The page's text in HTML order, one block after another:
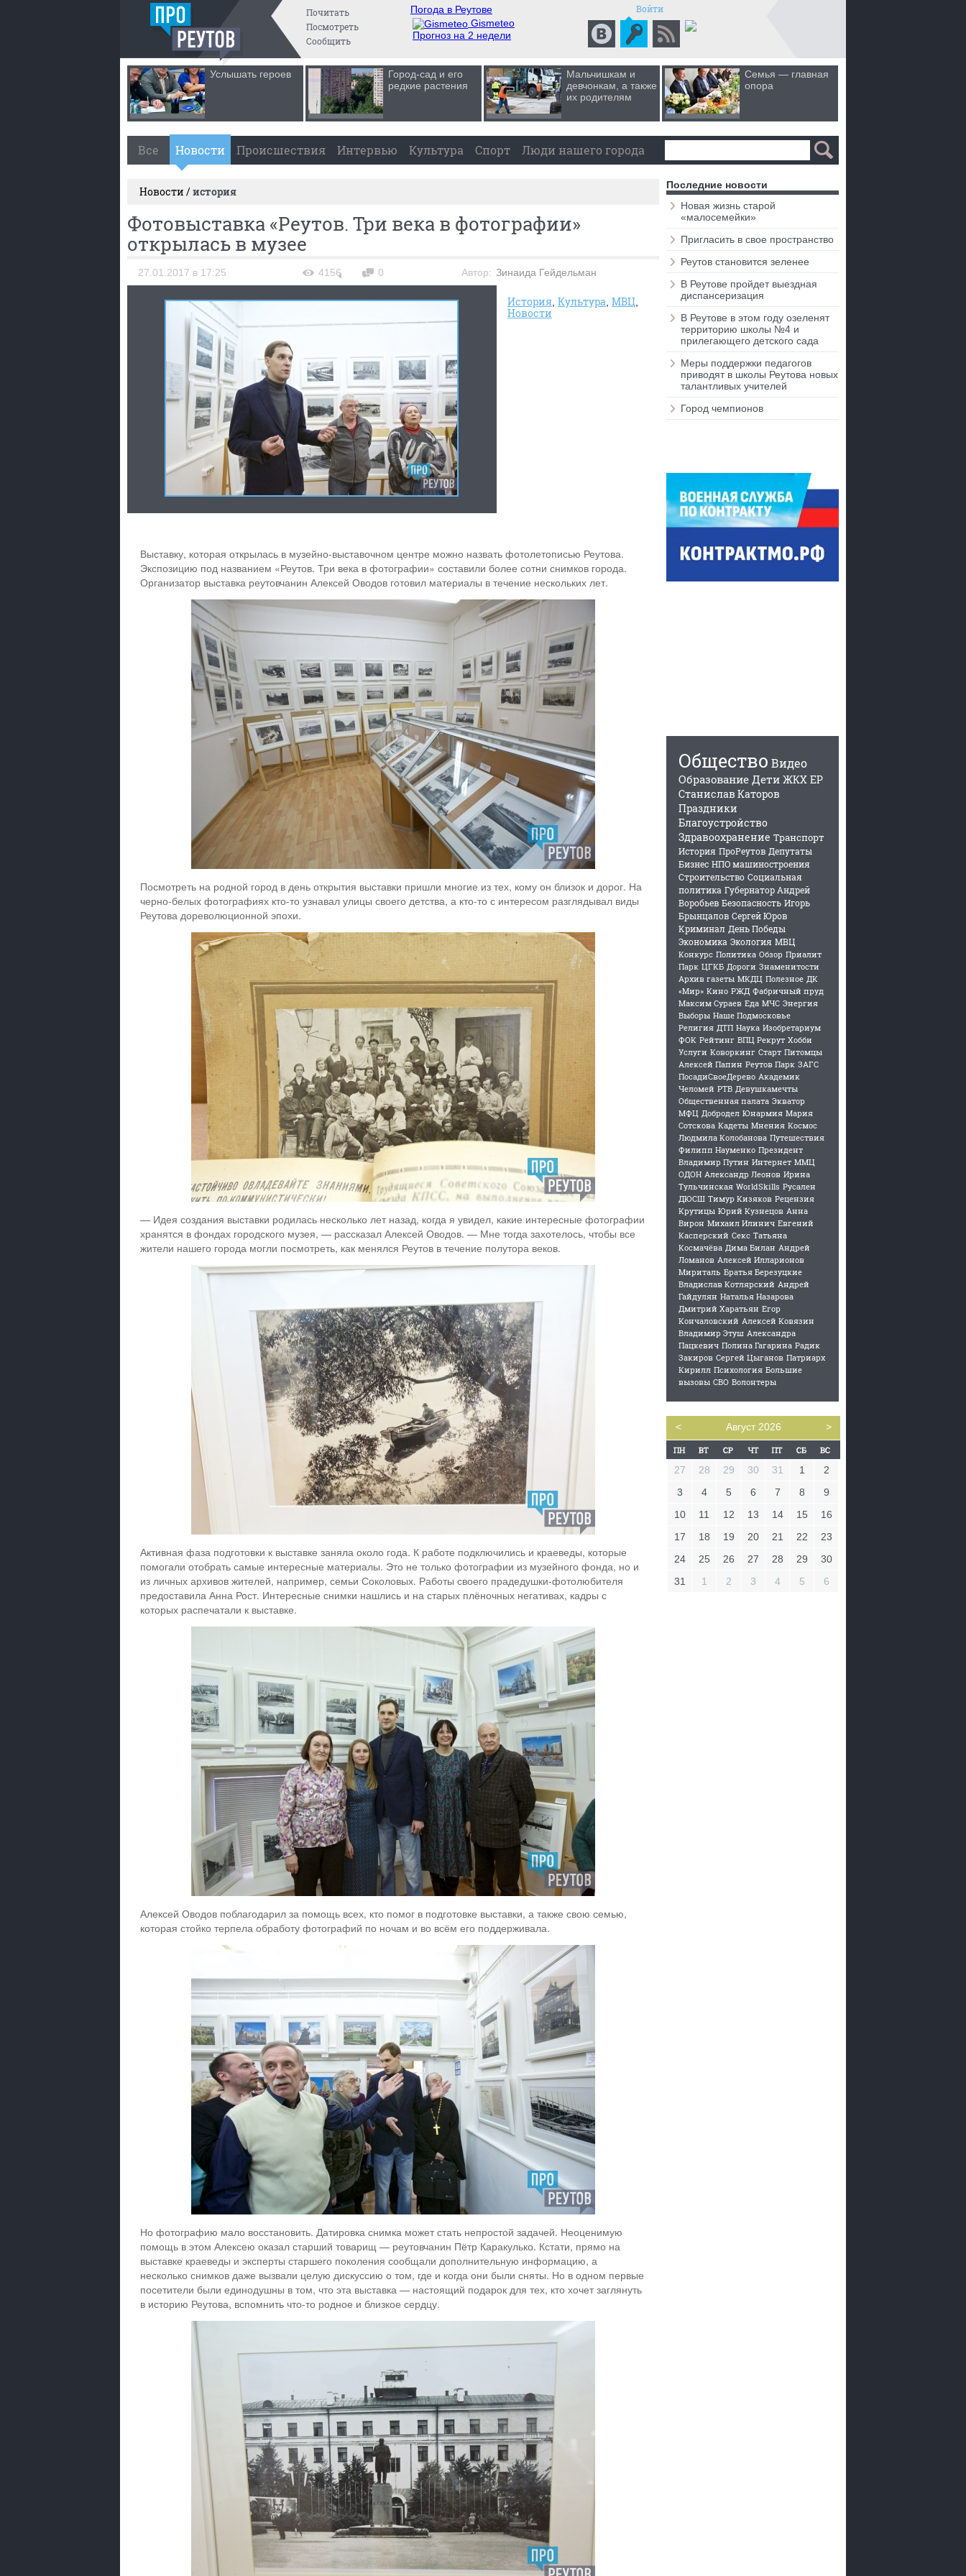
Почитать
Посмотреть
Сообщить
Погода в Реутове
Gismeteo
Прогноз на 2 недели
Войти
Услышать героев
Город-сад и его
редкие растения
Мальчишкам и
девчонкам, а также
их родителям
Семья — главная
опора
Все Новости Происшествия Интервью Культура Спорт Люди нашего города
Новости /история
Фотовыставка «Реутов. Три века в фотографии»
открылась в музее
27.01.2017 в 17:25 4156 0 Автор: Зинаида Гейдельман
История Культура МВЦ
Новости
Выставку, которая открылась в музейно-выставочном центре можно назвать фотолетописью Реутова.
Экспозицию под названием «Реутов. Три века в фотографии» составили более сотни снимков города.
Организатор выставка реутовчанин Алексей Оводов готовил материалы в течение нескольких лет.
Посмотреть на родной город в день открытия выставки пришли многие из тех, кому он близок и дорог. На
черно-белых фотографиях кто-то узнавал улицы своего детства, а кто-то с интересом разглядывал виды
Реутова дореволюционной эпохи.
— Идея создания выставки родилась несколько лет назад, когда я увидел, какие интересные фотографии
хранятся в фондах городского музея, — рассказал Алексей Оводов. — Мне тогда захотелось, чтобы все
жители нашего города могли посмотреть, как менялся Реутов в течение полутора веков.
Активная фаза подготовки к выставке заняла около года. К работе подключились и краеведы, которые
помогали отобрать самые интересные материалы. Это не только фотографии из музейного фонда, но и
из личных архивов жителей, например, семьи Соколовых. Работы своего прадедушки-фотолюбителя
предоставила Анна Рост. Интересные снимки нашлись и на старых плёночных негативах, кадры с
которых распечатали к выставке.
Алексей Оводов поблагодарил за помощь всех, кто помог в подготовке выставки, а также свою семью,
которая стойко терпела обработу фотографий по ночам и во всём его поддерживала.
Но фотографию мало восстановить. Датировка снимка может стать непростой задачей. Неоценимую
помощь в этом Алексею оказал старший товарищ — реутовчанин Пётр Каракулько. Кстати, прямо на
выставке краеведы и эксперты старшего поколения сообщали дополнительную информацию, а
несколько снимков даже вызвали целую дискуссию о том, где и когда они были сняты. Но в одном первые
посетители были единодушны в том, что эта выставка — настоящий подарок для тех, кто хочет заглянуть
в историю Реутова, вспомнить что-то родное и близкое сердцу.
Последние новости
Новая жизнь старой
«малосемейки»
Пригласить в свое пространство
Реутов становится зеленее
В Реутове пройдет выездная
диспансеризация
В Реутове в этом году озеленят
территорию школы №4 и
прилегающего детского сада
Меры поддержки педагогов
приводят в школы Реутова новых
талантливых учителей
Город чемпионов
Общество Видео
Образование Дети ЖКХ ЕР
Станислав Каторов
Праздники
Благоустройство
Здравоохранение Транспорт
История ПроРеутов Депутаты
Бизнес НПО машиностроения
Строительство Социальная
политика Губернатор Андрей
Воробьев Безопасность Игорь
Брынцалов Сергей Юров
Криминал День Победы
Экономика Экология МВЦ
Конкурс Политика Обзор Приалит
Парк ЦГКБ Дороги Знаменитости
Архив газеты МКДЦ Полезное ДК
«Мир» Кино РЖД Фабричный пруд
Максим Сураев Еда МЧС Энергия
Выборы Наше Подмосковье
Религия ДТП Наука Изобретариум
ФОК Рейтинг ВПЦ Рекрут Хобби
Услуги Коворкинг Старт Питомцы
Алексей Папин Реутов Парк ЗАГС
ПосадиСвоеДерево Академик
Челомей РТВ Девушкамечты
Общественная палата Экватор
МФЦ Добродел Юнармия Мария
Сотскова Кадеты Мнения Космос
Людмила Колобанова Путешествия
Филипп Науменко Президент
Владимир Путин Интернет ММЦ
ОДОН Александр Леонов Ирина
Тульчинская WorldSkills Русален
ДЮСШ Тимур Кизяков Рецензия
Крутицы Юрий Кузнецов Анна
Вирон Михаил Илинич Евгений
Касперский Секс Татьяна
Космачёва Дима Билан Андрей
Ломанов Алексей Илларионов
Мириталь Братья Березуцкие
Владислав Котлярский Андрей
Гайдулян Наталья Назарова
Дмитрий Харатьян Егор
Кончаловский Алексей Ковязин
Владимир Этуш Александра
Пацкевич Полина Гагарина Радик
Закиров Сергей Цыганов Патриарх
Кирилл Психология Большие
вызовы СВО Волонтеры
< Август 2026 >
27 28 29 30 31 1
2
3
4 5 6 7 8
9
10
11 12 13 14 15
16
17
18 19 20 21 22
23
24
25 26 27 28 29
30
31
1 2 3 4 5 6